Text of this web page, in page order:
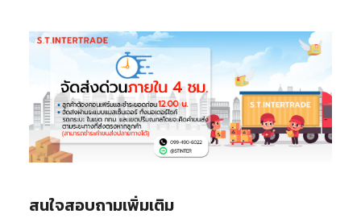
สนใจสอบถามเพิ่มเติม